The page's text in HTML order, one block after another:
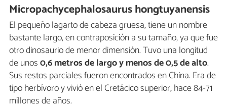
Micropachycephalosaurus hongtuyanensis
El pequeño lagarto de cabeza gruesa, tiene un nombre
bastante largo, en contraposición a su tamaño, ya que fue
otro dinosaurio de menor dimensión. Tuvo una longitud
de unos0,6 metros de largo y menos de 0,5 de alto.
Sus restos parciales fueron encontrados en China. Era de
tipo herbívoro y vivió en el Cretácico superior, hace 84-71
millones de años.